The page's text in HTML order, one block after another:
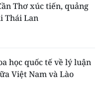
Thơ xúc tiến, quảng
Thái Lan
học quốc tế về lý luận
Việt Nam và Lào